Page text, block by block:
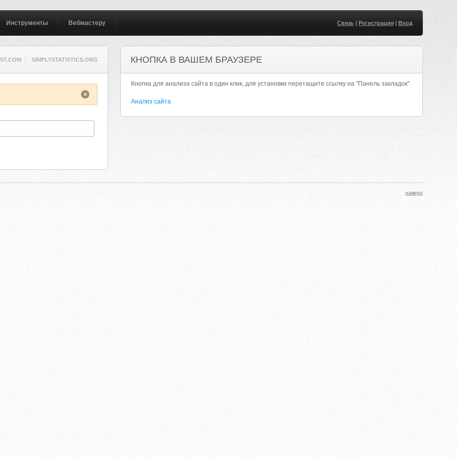
Инструменты Вебмастеру Связь| Регистрация| Вход
SIMPLYSTATISTICS.ORG КНОПКА В ВАШЕМ БРАУЗЕРЕ
Кнопка для анализа сайта в один клик, для установки перетащите ссылку на "Панель закладок"
Анализ сайта
наверх